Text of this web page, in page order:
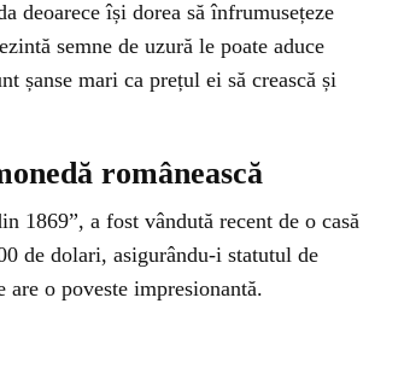
deoarece își dorea să înfrumusețeze
semne de uzură le poate aduce
șanse mari ca prețul ei să crească și
românească
1869”, a fost vândută recent de o casă
de dolari, asigurându-i statutul de
are o poveste impresionantă.